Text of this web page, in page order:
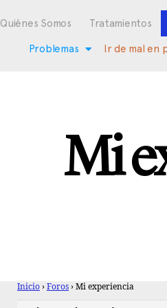
Quiénes Somos Tratamientos
Problemas Ir de mal en
Mi
Inicio › Foros › Mi experiencia